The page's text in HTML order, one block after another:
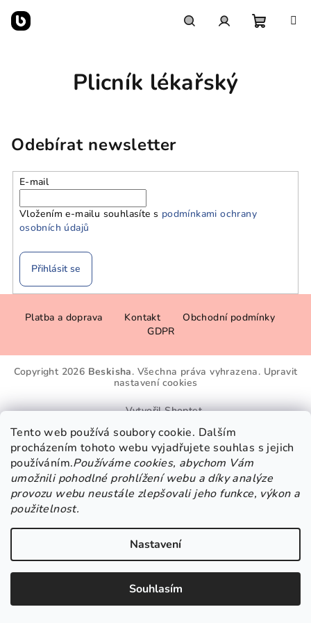
Tento web používá soubory cookie. Dalším
procházením tohoto webu vyjadřujete souhlas s jejich
používáním.Používáme cookies, abychom Vám
umožnili pohodlné prohlížení webu a díky analýze
provozu webu neustále zlepšovali jeho funkce, výkon a
použitelnost.
Nastavení
Souhlasím
obsah
Plicník lékařský
Odebírat newsletter
E-mail
Vložením e-mailu souhlasíte s podmínkami ochrany
osobních údajů
Přihlásit se
a
Platba a doprava Kontakt
Obchodní podmínky
GDPR
Copyright 2026 Beskisha. Všechna práva vyhrazena. Upravit
nastavení cookies
Vytvořil Shoptet